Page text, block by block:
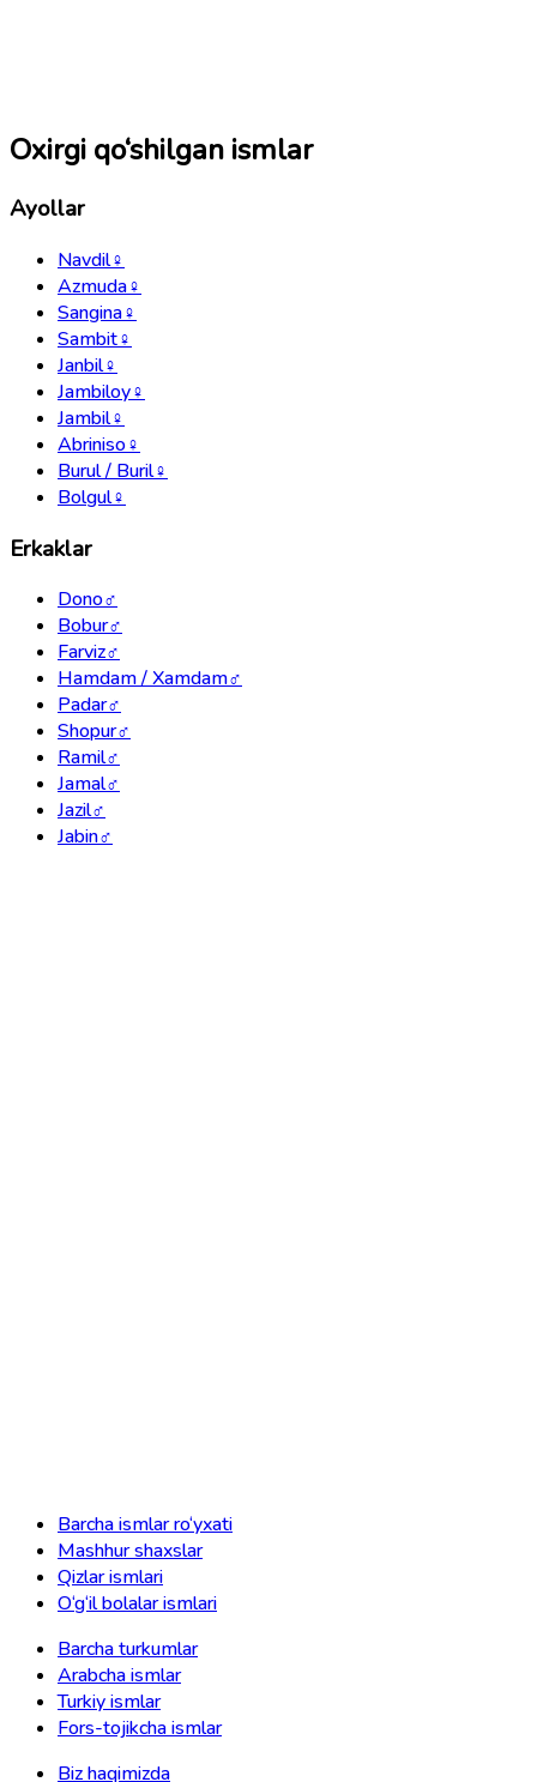
Oxirgi qo‘shilgan ismlar
Ayollar
Navdil♀
Azmuda♀
Sangina♀
Sambit♀
Janbil♀
Jambiloy♀
Jambil♀
Abriniso♀
Burul / Buril♀
Bolgul♀
Erkaklar
Dono♂
Bobur♂
Farviz♂
Hamdam / Xamdam♂
Padar♂
Shopur♂
Ramil♂
Jamal♂
Jazil♂
Jabin♂
Barcha ismlar ro‘yxati
Mashhur shaxslar
Qizlar ismlari
O‘g‘il bolalar ismlari
Barcha turkumlar
Arabcha ismlar
Turkiy ismlar
Fors-tojikcha ismlar
Biz haqimizda